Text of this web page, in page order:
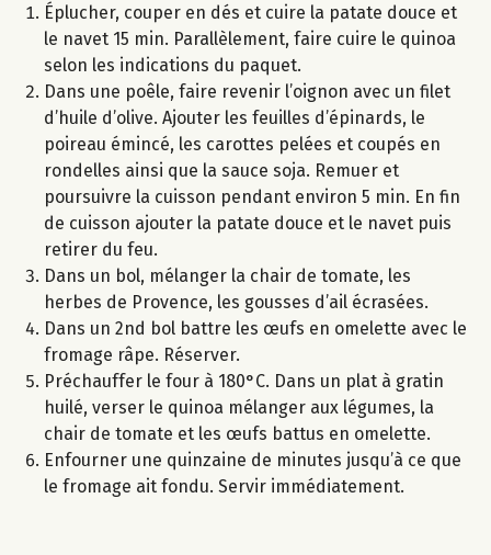
Éplucher, couper en dés et cuire la patate douce et
le navet 15 min. Parallèlement, faire cuire le quinoa
selon les indications du paquet.
Dans une poêle, faire revenir l’oignon avec un filet
d’huile d’olive. Ajouter les feuilles d’épinards, le
poireau émincé, les carottes pelées et coupés en
rondelles ainsi que la sauce soja. Remuer et
poursuivre la cuisson pendant environ 5 min. En fin
de cuisson ajouter la patate douce et le navet puis
retirer du feu.
Dans un bol, mélanger la chair de tomate, les
herbes de Provence, les gousses d’ail écrasées.
Dans un 2nd bol battre les œufs en omelette avec le
fromage râpe. Réserver.
Préchauffer le four à 180°C. Dans un plat à gratin
huilé, verser le quinoa mélanger aux légumes, la
chair de tomate et les œufs battus en omelette.
Enfourner une quinzaine de minutes jusqu’à ce que
le fromage ait fondu. Servir immédiatement.